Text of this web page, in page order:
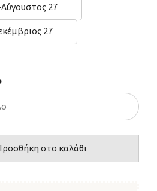
27
27
στο καλάθι